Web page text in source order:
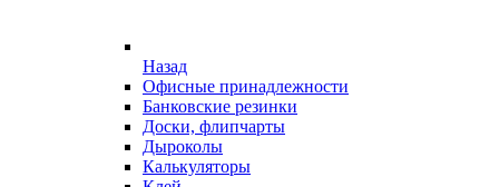
Назад
Офисные принадлежности
Банковские резинки
Доски, флипчарты
Дыроколы
Калькуляторы